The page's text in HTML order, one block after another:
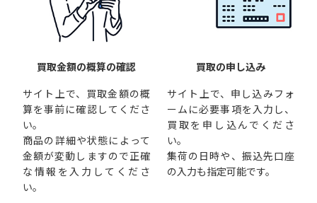
買取金額の概算の確認
サイト上で、買取金額の概
算を事前に確認してくださ
い。
商品の詳細や状態によって
金額が変動しますので正確
な情報を入力してくださ
い。
買取の申し込み
サイト上で、申し込みフォ
ームに必要事項を入力し、
買取を申し込んでくださ
い。
集荷の日時や、振込先口座
の入力も指定可能です。